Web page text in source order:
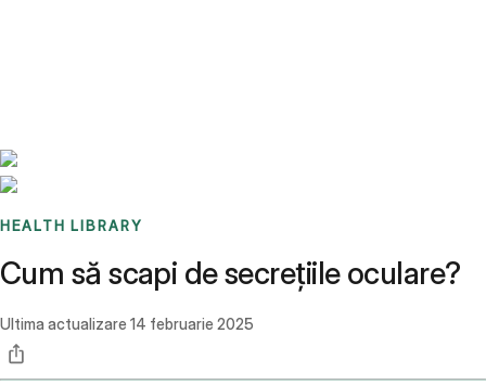
HEALTH LIBRARY
Cum să scapi de secrețiile oculare?
Ultima actualizare 14 februarie 2025